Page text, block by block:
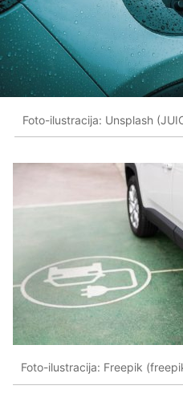
Foto-ilustracija: Unsplash
Foto-ilustracija: Freepik